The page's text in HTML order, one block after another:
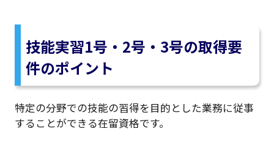
技能実習1号・2号・3号の取得要
件のポイント
特定の分野での技能の習得を目的とした業務に従事
することができる在留資格です。